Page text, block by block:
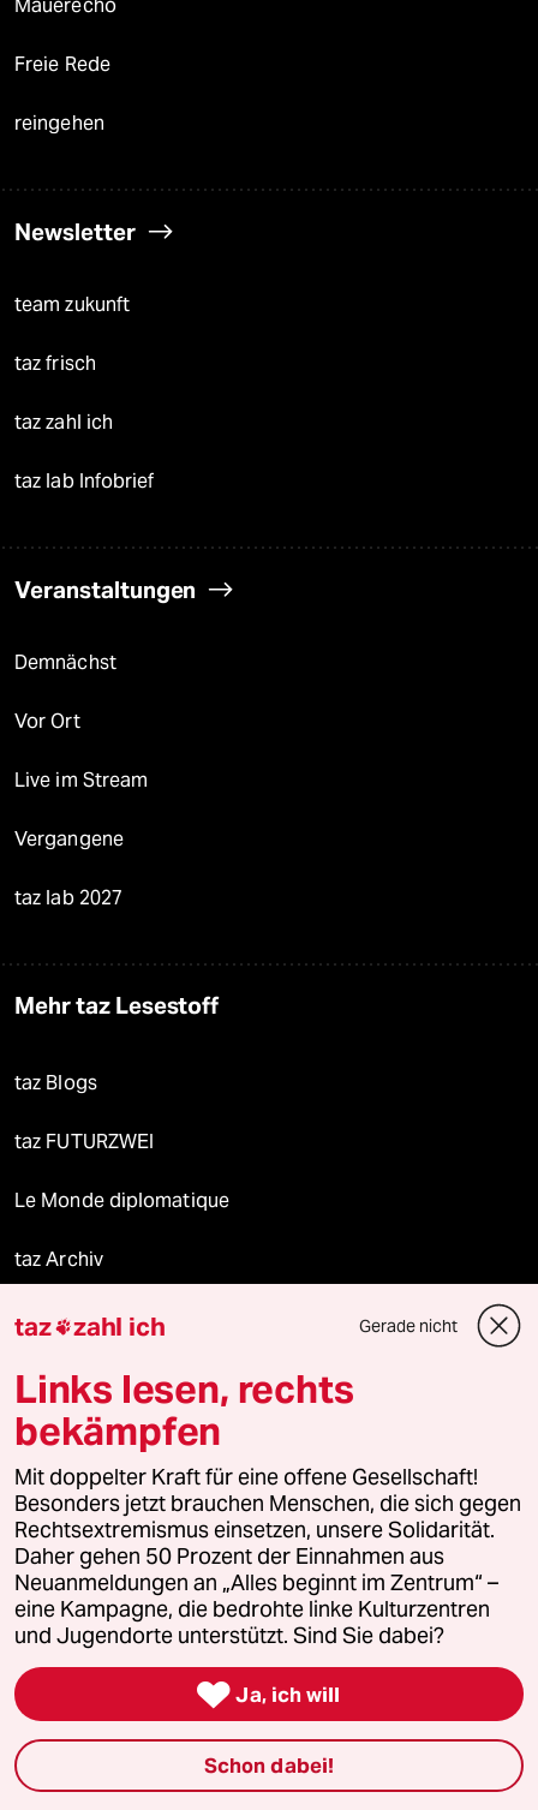
Mauerecho
Freie Rede
reingehen
Newsletter
team zukunft
taz frisch
taz zahl ich
taz lab Infobrief
Veranstaltungen
Demnächst
Vor Ort
Live im Stream
Vergangene
taz lab 2027
Mehr taz Lesestoff
taz Blogs
taz FUTURZWEI
Le Monde diplomatique
taz Archiv
Mehr taz Angebote
Reisen
Kantine
Shop
Anzeigen
Fragen & Hilfe
taz zahl ich Gerade nicht
Links lesen, rechts
bekämpfen
Mit doppelter Kraft für eine offene Gesellschaft!
Besonders jetzt brauchen Menschen, die sich gegen
Rechtsextremismus einsetzen, unsere Solidarität.
Daher gehen 50 Prozent der Einnahmen aus
Neuanmeldungen an „Alles beginnt im Zentrum“ –
eine Kampagne, die bedrohte linke Kulturzentren
und Jugendorte unterstützt. Sind Sie dabei?
 Ja, ich will
Schon dabei!